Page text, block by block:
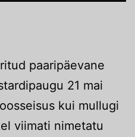
paaripäevane
21 mai
kui mullugi
viimati nimetatu